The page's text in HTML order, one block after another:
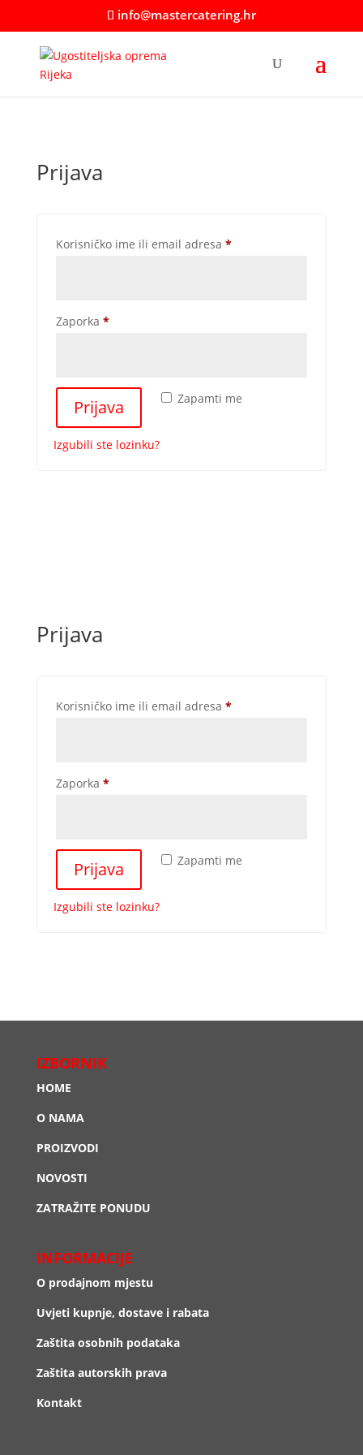
info@mastercatering.hr
Prijava
Korisničko ime ili email adresa *Obavezno
Zaporka *Obavezno
Zapamti me
Prijava
Izgubili ste lozinku?
Prijava
Korisničko ime ili email adresa *Obavezno
Zaporka *Obavezno
Zapamti me
Prijava
Izgubili ste lozinku?
IZBORNIK
HOME
O NAMA
PROIZVODI
NOVOSTI
ZATRAŽITE PONUDU
INFORMACIJE
O prodajnom mjestu
Uvjeti kupnje, dostave i rabata
Zaštita osobnih podataka
Zaštita autorskih prava
Kontakt